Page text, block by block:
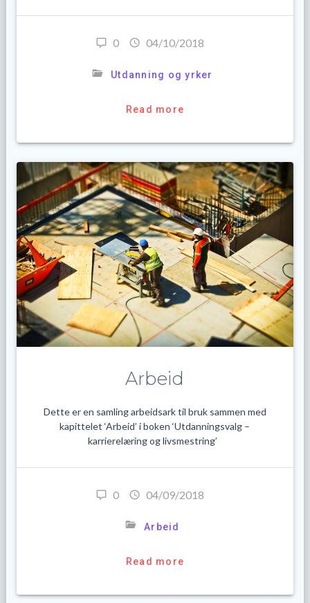
0 04/10/2018
Utdanning og yrker
Read more
Arbeid
Dette er en samling arbeidsark til bruk sammen med
kapittelet ‘Arbeid’ i boken ‘Utdanningsvalg –
karrierelæring og livsmestring’
0 04/09/2018
Arbeid
Read more